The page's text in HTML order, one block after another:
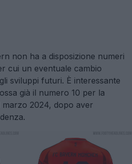
non ha a disposizione numeri
cui un eventuale cambio
sviluppi futuri. È interessante
già il numero 10 per la
marzo 2024, dopo aver